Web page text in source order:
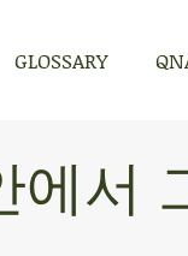
GLOSSARY
에서